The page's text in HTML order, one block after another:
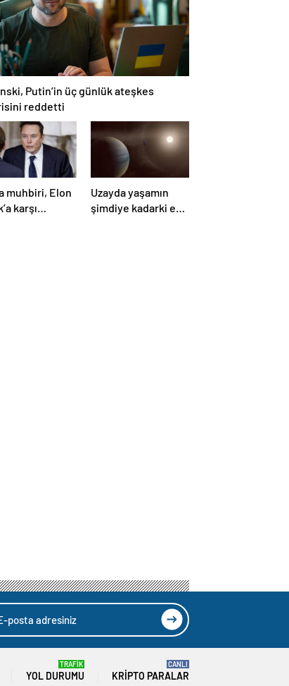
Putin’in üç günlük ateşkes
reddetti
muhbiri, Elon
karşı
Uzayda yaşamın
şimdiye kadarki en
YOL DURUMU
TRAFİK
KRIPTO PARALAR
CANLI